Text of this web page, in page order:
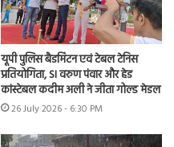
यूपी पुलिस बैडमिंटन एवं टेबल टेनिस
प्रतियोगिता, SI वरुण पंवार और हेड
कांस्टेबल कदीम अली ने जीता गोल्ड मेडल
26 July 2026 - 6:30 PM